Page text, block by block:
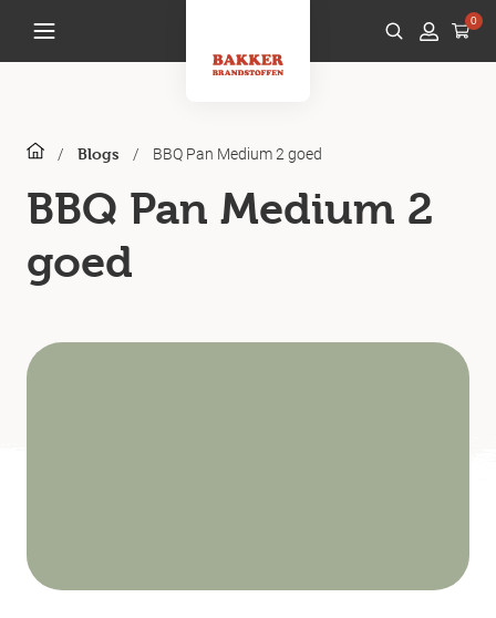
0
/ Blogs / BBQ Pan Medium 2 goed
BBQ Pan Medium 2
goed